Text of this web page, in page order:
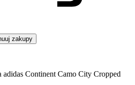
zakupy
adidas Continent Camo City Cropped